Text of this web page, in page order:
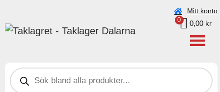
Beställningar under vecka 30 (20–26 juli) kan ta någotMitt konto
0 0,00 kr
P
r
o
Plåtdetaljer